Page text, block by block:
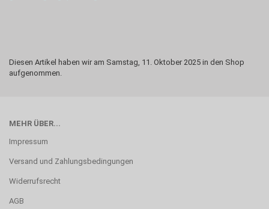
Diesen Artikel haben wir am Samstag, 11. Oktober 2025 in den Shop
aufgenommen.
MEHR ÜBER...
Impressum
Versand und Zahlungsbedingungen
Widerrufsrecht
AGB